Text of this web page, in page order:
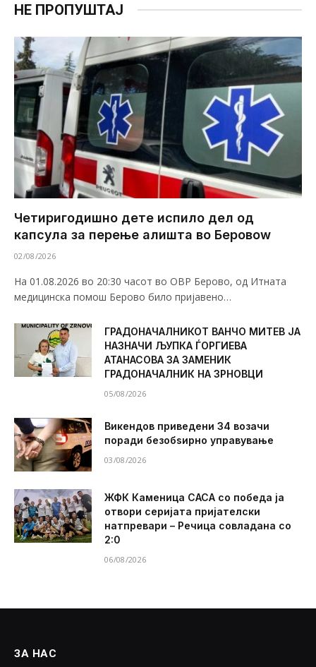
НЕ ПРОПУШТАЈ
Четиригодишно дете испило дел од
капсула за перење алишта во Беровоw
02/08/2026
На 01.08.2026 во 20:30 часот во ОВР Берово, од Итната
медицинска помош Берово било пријавено…
ГРАДОНАЧАЛНИКОТ ВАНЧО МИТЕВ ЈА
НАЗНАЧИ ЉУПКА ЃОРГИЕВА
АТАНАСОВА ЗА ЗАМЕНИК
ГРАДОНАЧАЛНИК НА ЗРНОВЦИ
05/08/2026
Викендов приведени 34 возачи
поради безобѕирно управување
03/08/2026
ЖФК Каменица САСА со победа ја
отвори серијата пријателски
натпревари – Речица совладана со
2:0
06/08/2026
ЗА НАС